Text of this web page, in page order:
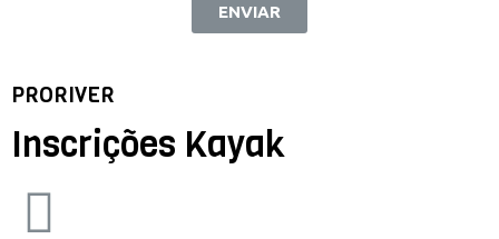
ENVIAR
PRORIVER
Inscrições Kayak